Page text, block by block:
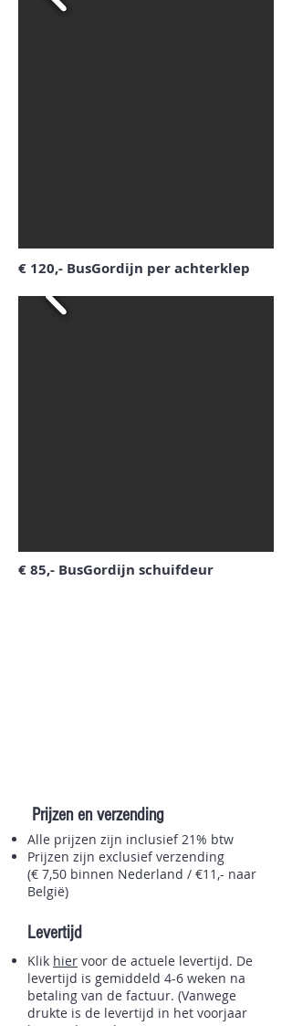
€ 120,- BusGordijn per achterklep
€ 85,- BusGordijn schuifdeur
Prijzen en verzending
Alle prijzen zijn inclusief 21% btw
Prijzen zijn exclusief verzending
(€ 7,50 binnen Nederland / €11,- naar
België)
Levertijd
Klik hier voor de actuele levertijd. De
levertijd is gemiddeld 4-6 weken na
betaling van de factuur. (Vanwege
drukte is de levertijd in het voorjaar